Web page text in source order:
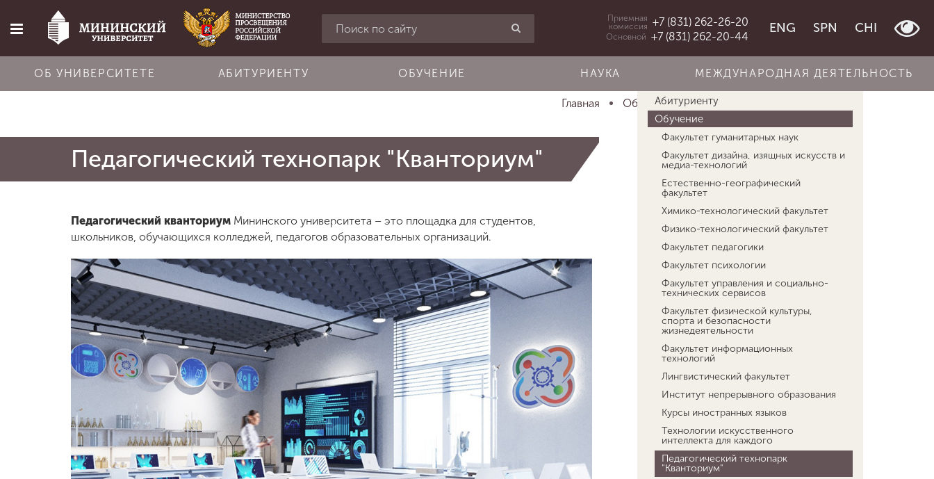
Об университете
Наука
Международная
деятельность
деятельности
Студенческая
жизнь
Приемная
комиссия +7 (831) 262-26-20
Основной +7 (831) 262-20-44
ENG SPN CHI
ОБ УНИВЕРСИТЕТЕ АБИТУРИЕНТУ ОБУЧЕНИЕ НАУКА МЕЖДУНАРОДНАЯ ДЕЯТЕЛЬНОСТЬ
Главная Обучение Педагогический технопарк &q...
Педагогический технопарк "Кванториум"
Педагогический кванториум Мининского университета – это площадка для студентов,
школьников, обучающихся колледжей, педагогов образовательных организаций.
Об университете
Абитуриенту
Обучение
Факультет гуманитарных наук
Факультет дизайна, изящных искусств и
медиа-технологий
Естественно-географический
факультет
Химико-технологический факультет
Физико-технологический факультет
Факультет педагогики
Факультет психологии
Факультет управления и социально-
технических сервисов
Факультет физической культуры,
спорта и безопасности
жизнедеятельности
Факультет информационных
технологий
Лингвистический факультет
Институт непрерывного образования
Курсы иностранных языков
Технологии искусственного
интеллекта для каждого
Педагогический технопарк
"Кванториум"